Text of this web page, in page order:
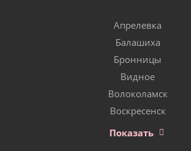
Апрелевка
Балашиха
Бронницы
Видное
Волоколамск
Воскресенск
Показать